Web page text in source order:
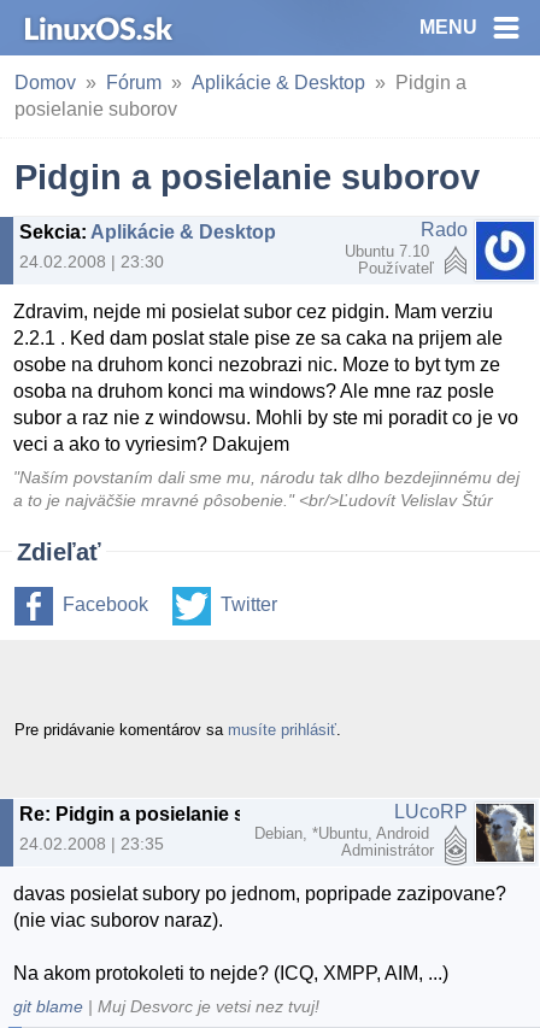
MENU
Domov Fórum Aplikácie & Desktop
Pidgin a
posielanie suborov
Pidgin a posielanie suborov
Sekcia: Aplikácie & Desktop
24.02.2008 | 23:30
Rado
Ubuntu 7.10
Používateľ
Zdravim, nejde mi posielat subor cez pidgin. Mam verziu
2.2.1 . Ked dam poslat stale pise ze sa caka na prijem ale
osobe na druhom konci nezobrazi nic. Moze to byt tym ze
osoba na druhom konci ma windows? Ale mne raz posle
subor a raz nie z windowsu. Mohli by ste mi poradit co je vo
veci a ako to vyriesim? Dakujem
"Naším povstaním dali sme mu, národu tak dlho bezdejinnému dej
a to je najväčšie mravné pôsobenie." <br/>Ľudovít Velislav Štúr
Zdieľať
Facebook Twitter
Pre pridávanie komentárov sa musíte prihlásiť
Re: Pidgin a posielanie suborov
24.02.2008 | 23:35
LUcoRP
Debian, *Ubuntu, Android
Administrátor
davas posielat subory po jednom, popripade zazipovane?
(nie viac suborov naraz).
Na akom protokoleti to nejde? (ICQ, XMPP, AIM, ...)
git blame | Muj Desvorc je vetsi nez tvuj!